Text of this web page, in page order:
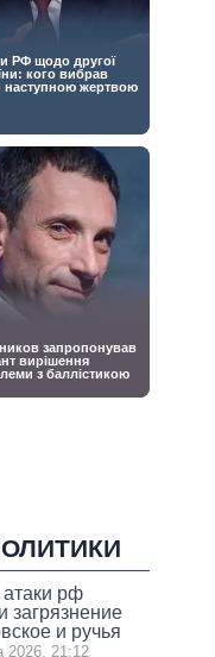
рф
загрязнение
и ручья
2026, 21:12